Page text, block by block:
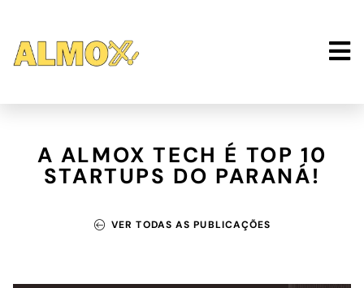
A ALMOX TECH É TOP 10
STARTUPS DO PARANÁ!
VER TODAS AS PUBLICAÇÕES